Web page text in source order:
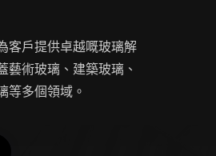
客戶提供卓越嘅玻璃解
藝術玻璃、建築玻璃、
等多個領域。